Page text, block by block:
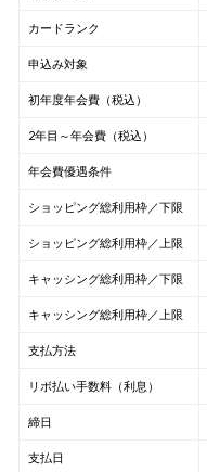
カードランク
申込み対象
初年度年会費（税込）
2年目～年会費（税込）
年会費優遇条件
ショッピング総利用枠／下限
ショッピング総利用枠／上限
キャッシング総利用枠／下限
キャッシング総利用枠／上限
支払方法
リボ払い手数料（利息）
締日
支払日